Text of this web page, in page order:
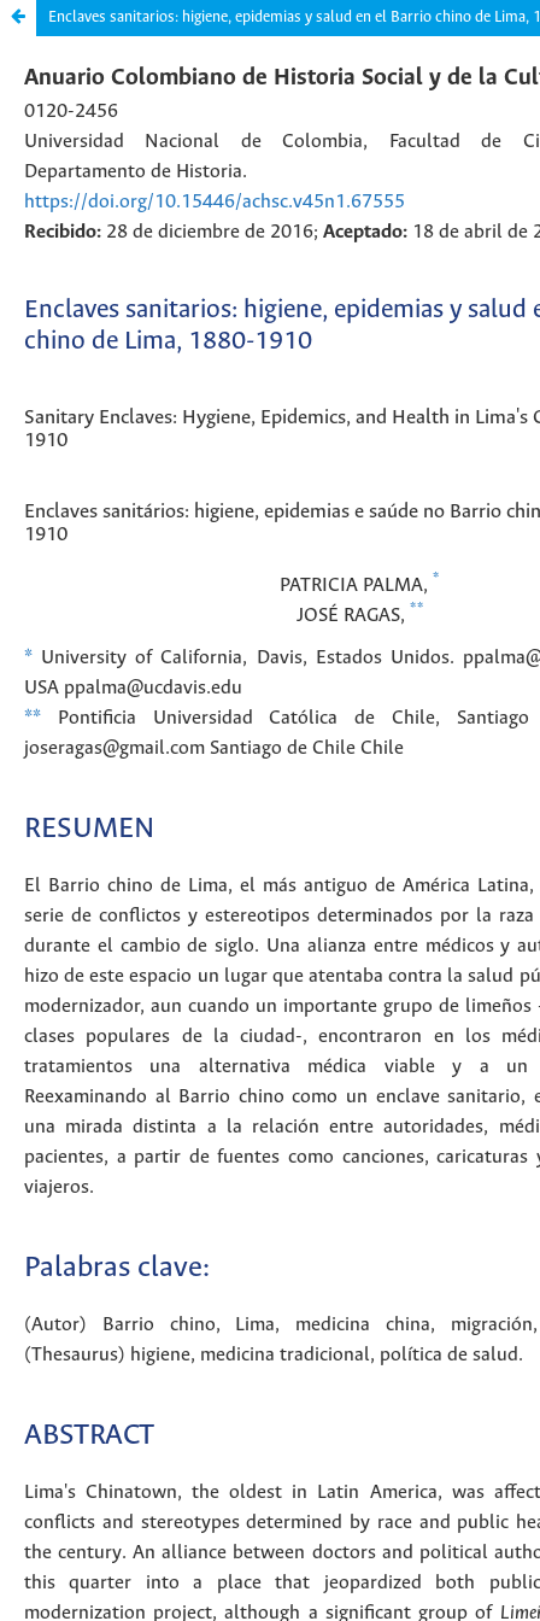
Enclaves sanitarios: higiene, epidemias y salud en el Barrio chino de Lima,